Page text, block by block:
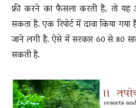
फ्री करने का फैसला करती है, तो
सकता है. एक रिपोर्ट में दावा किया
जाने लगी है. ऐसे में सरकार 60 से 80
सकती है.